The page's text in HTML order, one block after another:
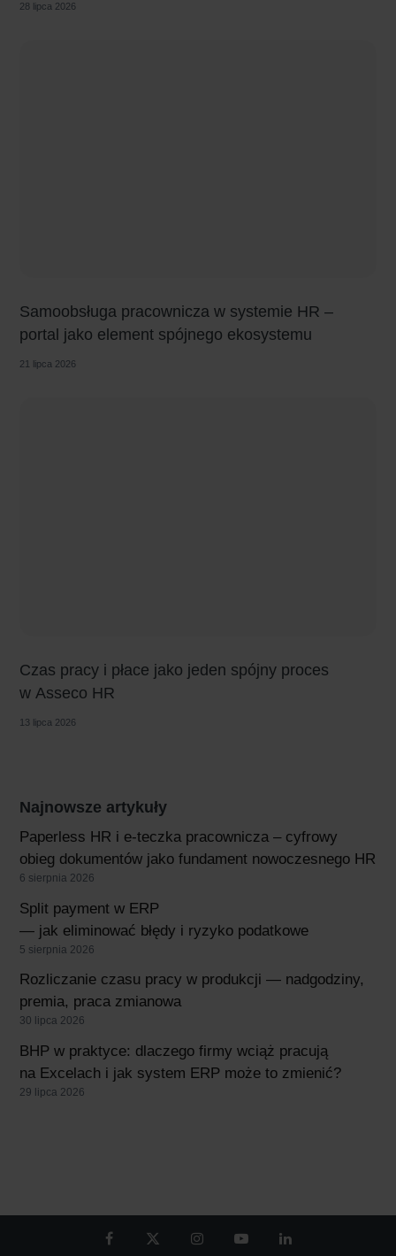
28 lipca 2026
Samoobsługa pracownicza w systemie HR –
portal jako element spójnego ekosystemu
21 lipca 2026
Czas pracy i płace jako jeden spójny proces
w Asseco HR
13 lipca 2026
Najnowsze artykuły
Paperless HR i e-teczka pracownicza – cyfrowy
obieg dokumentów jako fundament nowoczesnego HR
6 sierpnia 2026
Split payment w ERP
— jak eliminować błędy i ryzyko podatkowe
5 sierpnia 2026
Rozliczanie czasu pracy w produkcji — nadgodziny,
premia, praca zmianowa
30 lipca 2026
BHP w praktyce: dlaczego firmy wciąż pracują
na Excelach i jak system ERP może to zmienić?
29 lipca 2026